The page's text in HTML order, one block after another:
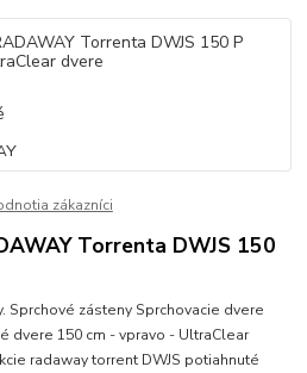
zákazníci
Torrenta DWJS 150
Sprchové zásteny Sprchovacie dvere
dvere 150 cm - vpravo - UltraClear
radaway torrent DWJS potiahnuté